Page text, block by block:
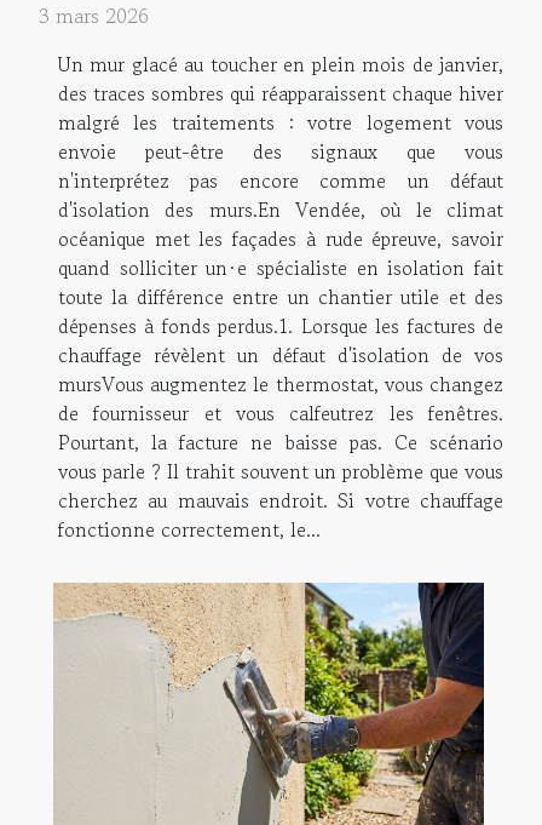
3 mars 2026
Un mur glacé au toucher en plein mois de janvier,
des traces sombres qui réapparaissent chaque hiver
malgré les traitements : votre logement vous
envoie peut-être des signaux que vous
n'interprétez pas encore comme un défaut
d'isolation des murs.En Vendée, où le climat
océanique met les façades à rude épreuve, savoir
quand solliciter un·e spécialiste en isolation fait
toute la différence entre un chantier utile et des
dépenses à fonds perdus.1. Lorsque les factures de
chauffage révèlent un défaut d'isolation de vos
mursVous augmentez le thermostat, vous changez
de fournisseur et vous calfeutrez les fenêtres.
Pourtant, la facture ne baisse pas. Ce scénario
vous parle ? Il trahit souvent un problème que vous
cherchez au mauvais endroit. Si votre chauffage
fonctionne correctement, le...